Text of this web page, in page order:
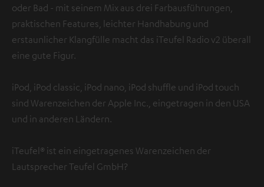
oder Bad - mit seinem Mix aus drei Farbausführungen,
praktischen Features, leichter Handhabung und
erstaunlicher Klangfülle macht das iTeufel Radio v2 überall
eine gute Figur.
iPod, iPod classic, iPod nano, iPod shuffle und iPod touch
sind Warenzeichen der Apple Inc., eingetragen in den USA
und in anderen Ländern.
iTeufel® ist ein eingetragenes Warenzeichen der
Lautsprecher Teufel GmbH ?